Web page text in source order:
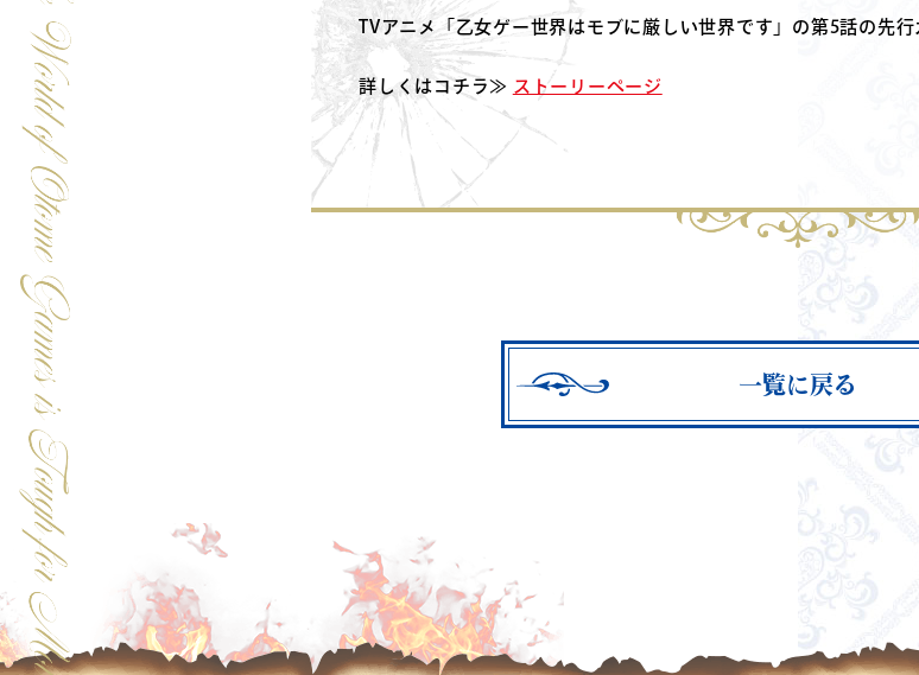
TVアニメ「乙女ゲー世界はモブに厳しい世界です」の第5話の先
詳しくはコチラ≫ ストーリーページ
一覧に戻る